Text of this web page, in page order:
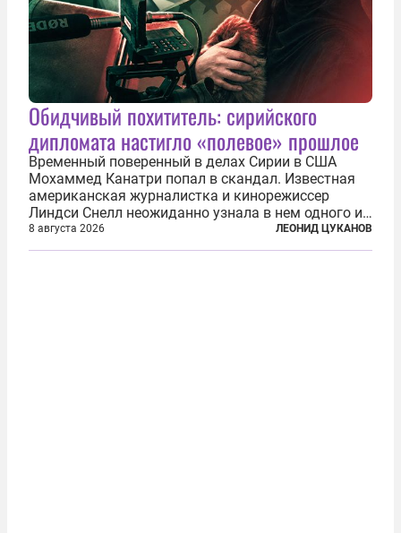
Обидчивый похититель: сирийского
дипломата настигло «полевое» прошлое
Временный поверенный в делах Сирии в США
Мохаммед Канатри попал в скандал. Известная
американская журналистка и кинорежиссер
Линдси Снелл неожиданно узнала в нем одного из
бандитов, похитивших ее в сирийском Алеппо в
2016 году. Журналистка убеждена, что Канатри, в
8 августа 2026 ЛЕОНИД ЦУКАНОВ